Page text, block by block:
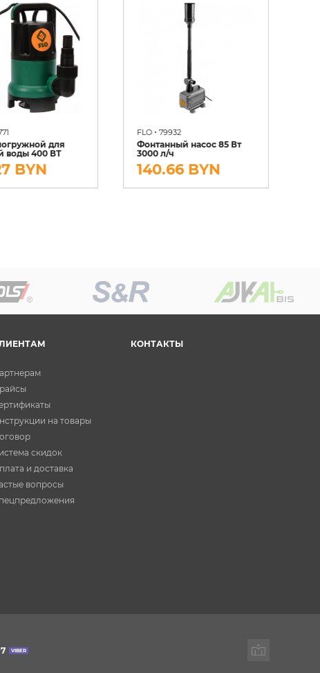
для
воды 400 ВТ
BYN
FLO •79932
Фонтанный насос 85 Вт
3000 л/ч
140.66 BYN
на товары
скидок
и доставка
вопросы
КОНТАКТЫ